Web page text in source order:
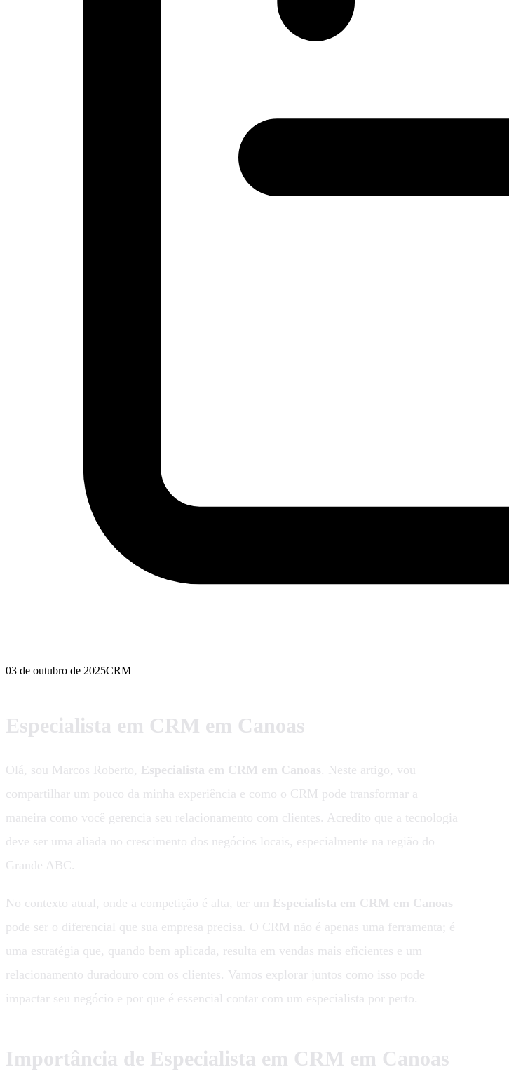
03 de outubro de 2025CRM
Especialista em CRM em Canoas
Olá, sou Marcos Roberto, Especialista em CRM em Canoas. Neste artigo, vou
compartilhar um pouco da minha experiência e como o CRM pode transformar a
maneira como você gerencia seu relacionamento com clientes. Acredito que a tecnologia
deve ser uma aliada no crescimento dos negócios locais, especialmente na região do
Grande ABC.
No contexto atual, onde a competição é alta, ter um Especialista em CRM em Canoas
pode ser o diferencial que sua empresa precisa. O CRM não é apenas uma ferramenta; é
uma estratégia que, quando bem aplicada, resulta em vendas mais eficientes e um
relacionamento duradouro com os clientes. Vamos explorar juntos como isso pode
impactar seu negócio e por que é essencial contar com um especialista por perto.
Importância de Especialista em CRM em Canoas